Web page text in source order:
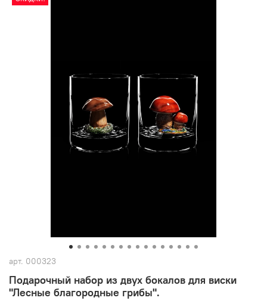
арт. 000323
Подарочный набор из двух бокалов для виски
"Лесные благородные грибы".